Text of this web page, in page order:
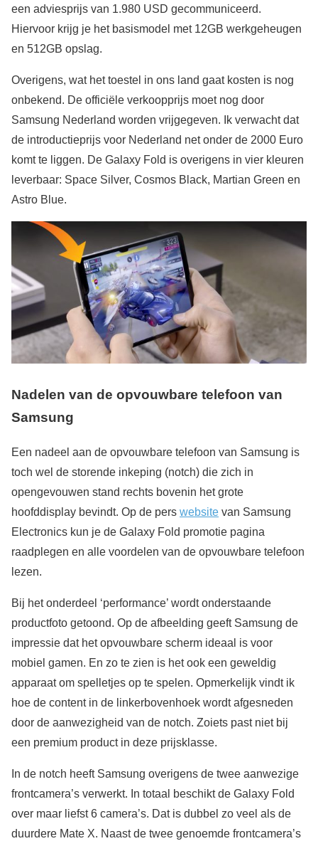
een adviesprijs van 1.980 USD gecommuniceerd.
Hiervoor krijg je het basismodel met 12GB werkgeheugen
en 512GB opslag.
Overigens, wat het toestel in ons land gaat kosten is nog
onbekend. De officiële verkoopprijs moet nog door
Samsung Nederland worden vrijgegeven. Ik verwacht dat
de introductieprijs voor Nederland net onder de 2000 Euro
komt te liggen. De Galaxy Fold is overigens in vier kleuren
leverbaar: Space Silver, Cosmos Black, Martian Green en
Astro Blue.
Nadelen van de opvouwbare telefoon van
Samsung
Een nadeel aan de opvouwbare telefoon van Samsung is
toch wel de storende inkeping (notch) die zich in
opengevouwen stand rechts bovenin het grote
hoofddisplay bevindt. Op de pers website van Samsung
Electronics kun je de Galaxy Fold promotie pagina
raadplegen en alle voordelen van de opvouwbare telefoon
lezen.
Bij het onderdeel ‘performance’ wordt onderstaande
productfoto getoond. Op de afbeelding geeft Samsung de
impressie dat het opvouwbare scherm ideaal is voor
mobiel gamen. En zo te zien is het ook een geweldig
apparaat om spelletjes op te spelen. Opmerkelijk vindt ik
hoe de content in de linkerbovenhoek wordt afgesneden
door de aanwezigheid van de notch. Zoiets past niet bij
een premium product in deze prijsklasse.
In de notch heeft Samsung overigens de twee aanwezige
frontcamera’s verwerkt. In totaal beschikt de Galaxy Fold
over maar liefst 6 camera’s. Dat is dubbel zo veel als de
duurdere Mate X. Naast de twee genoemde frontcamera’s